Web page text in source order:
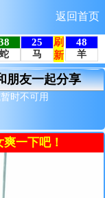
返回首页
朋友一起分享
时不可用
一下吧！